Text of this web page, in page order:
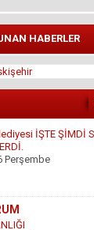
HABERLER